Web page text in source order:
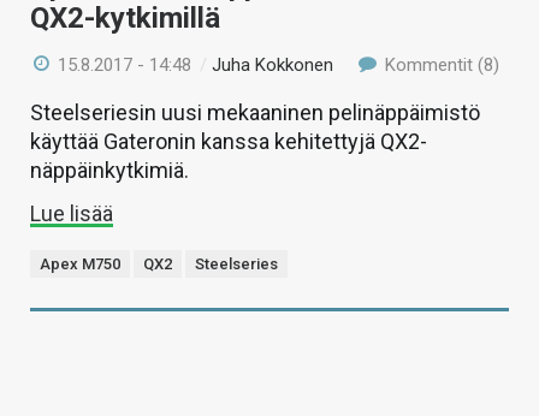
QX2-kytkimillä
15.8.2017 - 14:48 /Juha Kokkonen Kommentit (8)
Steelseriesin uusi mekaaninen pelinäppäimistö
käyttää Gateronin kanssa kehitettyjä QX2-
näppäinkytkimiä.
Lue lisää
Apex M750 QX2 Steelseries